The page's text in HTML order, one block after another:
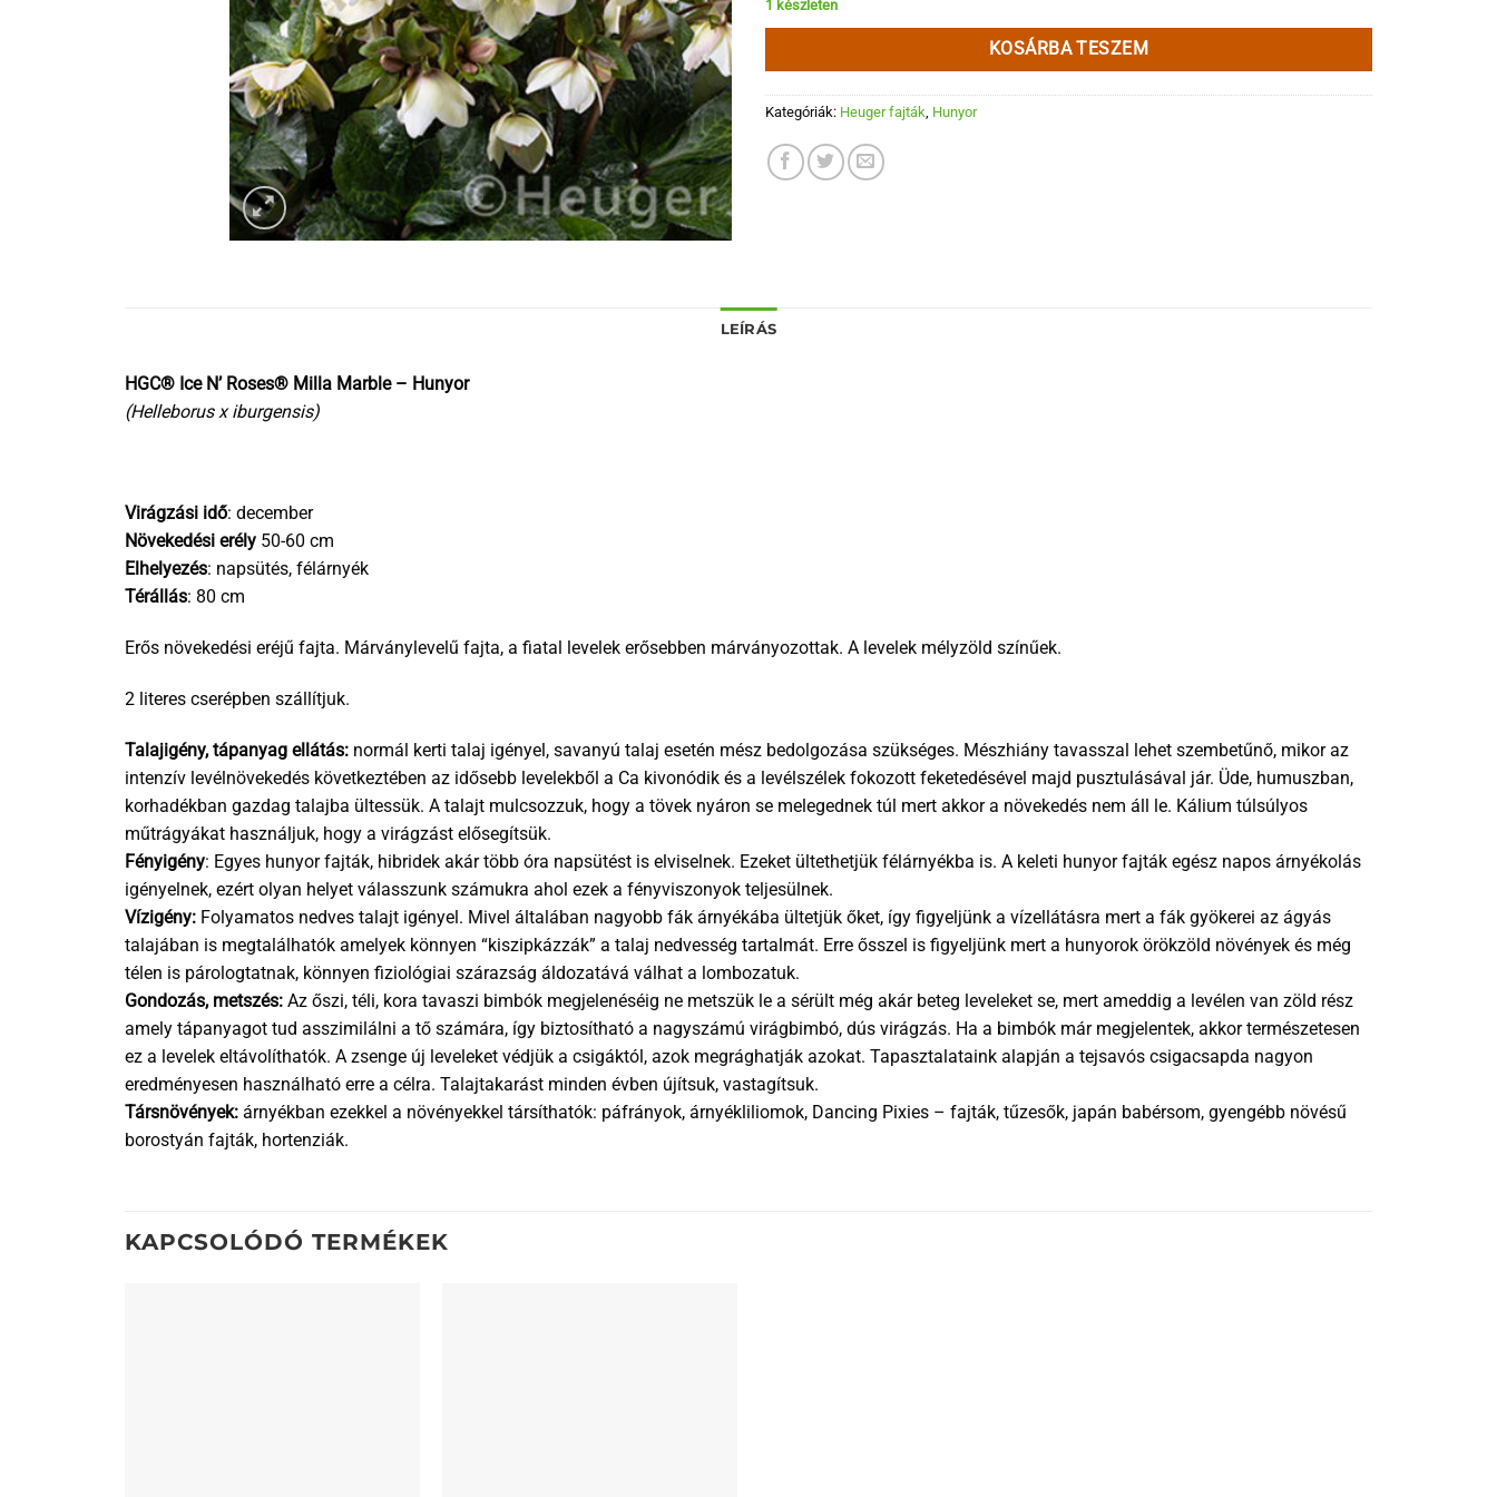
1 készleten
KOSÁRBA TESZEM
Kategóriák: Heuger fajták, Hunyor
LEÍRÁS
HGC® Ice N’ Roses® Milla Marble – Hunyor
(Helleborus x iburgensis)
Virágzási idő: december
Növekedési erély 50-60 cm
Elhelyezés: napsütés, félárnyék
Térállás: 80 cm
Erős növekedési eréjű fajta. Márványlevelű fajta, a fiatal levelek erősebben márványozottak. A levelek mélyzöld színűek.
2 literes cserépben szállítjuk.
Talajigény, tápanyag ellátás: normál kerti talaj igényel, savanyú talaj esetén mész bedolgozása szükséges. Mészhiány tavasszal lehet szembetűnő, mikor az
intenzív levélnövekedés következtében az idősebb levelekből a Ca kivonódik és a levélszélek fokozott feketedésével majd pusztulásával jár. Üde, humuszban,
korhadékban gazdag talajba ültessük. A talajt mulcsozzuk, hogy a tövek nyáron se melegednek túl mert akkor a növekedés nem áll le. Kálium túlsúlyos
műtrágyákat használjuk, hogy a virágzást elősegítsük.
Fényigény: Egyes hunyor fajták, hibridek akár több óra napsütést is elviselnek. Ezeket ültethetjük félárnyékba is. A keleti hunyor fajták egész napos árnyékolás
igényelnek, ezért olyan helyet válasszunk számukra ahol ezek a fényviszonyok teljesülnek.
Vízigény: Folyamatos nedves talajt igényel. Mivel általában nagyobb fák árnyékába ültetjük őket, így figyeljünk a vízellátásra mert a fák gyökerei az ágyás
talajában is megtalálhatók amelyek könnyen “kiszipkázzák” a talaj nedvesség tartalmát. Erre ősszel is figyeljünk mert a hunyorok örökzöld növények és még
télen is párologtatnak, könnyen fiziológiai szárazság áldozatává válhat a lombozatuk.
Gondozás, metszés: Az őszi, téli, kora tavaszi bimbók megjelenéséig ne metszük le a sérült még akár beteg leveleket se, mert ameddig a levélen van zöld rész
amely tápanyagot tud asszimilálni a tő számára, így biztosítható a nagyszámú virágbimbó, dús virágzás. Ha a bimbók már megjelentek, akkor természetesen
ez a levelek eltávolíthatók. A zsenge új leveleket védjük a csigáktól, azok megrághatják azokat. Tapasztalataink alapján a tejsavós csigacsapda nagyon
eredményesen használható erre a célra. Talajtakarást minden évben újítsuk, vastagítsuk.
Társnövények: árnyékban ezekkel a növényekkel társíthatók: páfrányok, árnyékliliomok, Dancing Pixies – fajták, tűzesők, japán babérsom, gyengébb növésű
borostyán fajták, hortenziák.
KAPCSOLÓDÓ TERMÉKEK